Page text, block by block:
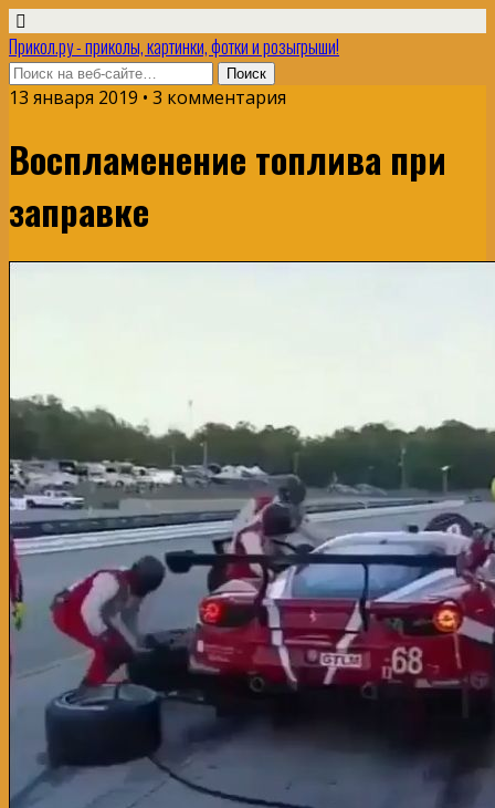
Прикол.ру - приколы, картинки, фотки и розыгрыши!
13 января 2019 • 3 комментария
Воспламенение топлива при
заправке